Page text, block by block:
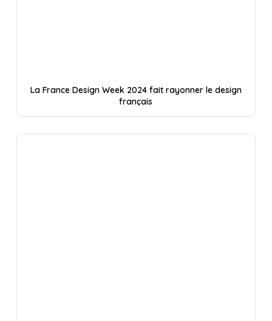
La France Design Week 2024 fait rayonner le design
français